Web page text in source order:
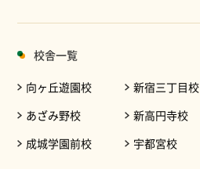
校舎一覧
向ヶ丘遊園校
あざみ野校
成城学園前校
新宿三丁目校
新高円寺校
宇都宮校